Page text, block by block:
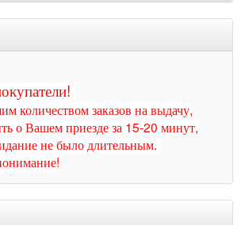
количеством заказов на выдачу,
о Вашем приезде за 15-20 минут,
не было длительным.